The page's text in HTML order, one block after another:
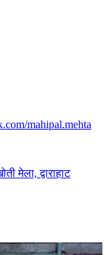
mahipal.mehta
मेला, द्वाराहाट